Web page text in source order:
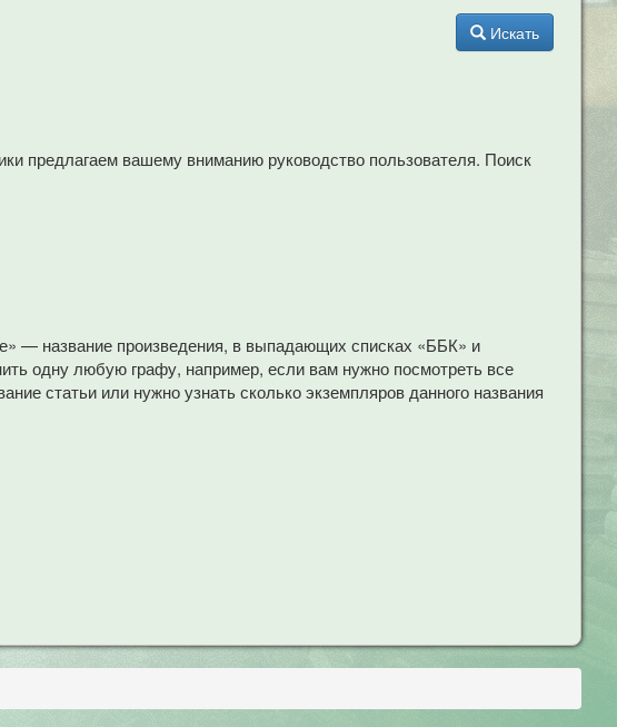
Искать
предлагаем вашему вниманию руководство пользователя. Поиск
— название произведения, в выпадающих списках «ББК» и
одну любую графу, например, если вам нужно посмотреть все
статьи или нужно узнать сколько экземпляров данного названия